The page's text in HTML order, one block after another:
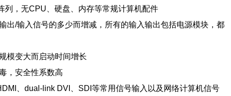
列，无CPU、硬盘、内存等常规计算机配件
出/输入信号的多少而增减，所有的输入输出包括电源模块，都
模变大而启动时间增长
，安全性系数高
、dual-link DVI、SDI等常用信号输入以及网络计算机信号